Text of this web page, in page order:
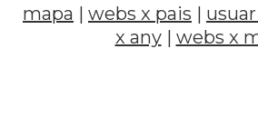
mapa | webs x pais |
x any| webs x